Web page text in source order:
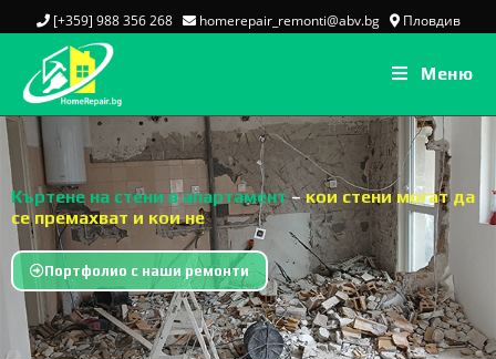
[+359] 988 356 268 homerepair_remonti@abv.bg Пловдив
Меню
Къртене на стени в апартамент–кои стени могат да
се премахват и кои не
Портфолио с наши ремонти